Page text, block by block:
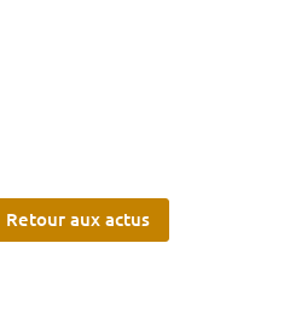
Retour aux actus